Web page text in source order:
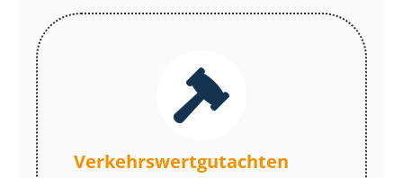
Ver­kehrs­wert­gut­ach­ten